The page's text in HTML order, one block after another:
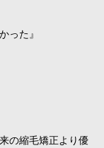
った』
の縮毛矯正より優